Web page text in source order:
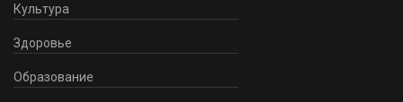
Культура
Здоровье
Образование